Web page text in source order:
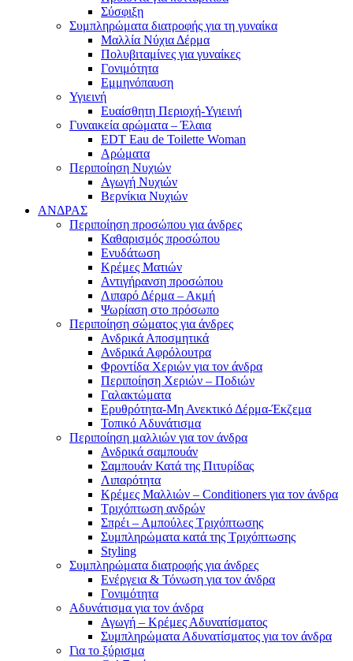
Σύσφιξη
Συμπληρώματα διατροφής για τη γυναίκα
Μαλλία Νύχια Δέρμα
Πολυβιταμίνες για γυναίκες
Γονιμότητα
Εμμηνόπαυση
Υγιεινή
Ευαίσθητη Περιοχή-Υγιεινή
Γυναικεία αρώματα – Έλαια
EDT Eau de Toilette Woman
Αρώματα
Περιποίηση Νυχιών
Αγωγή Νυχιών
Βερνίκια Νυχιών
ΑΝΔΡΑΣ
Περιποίηση προσώπου για άνδρες
Καθαρισμός προσώπου
Ενυδάτωση
Κρέμες Ματιών
Αντιγήρανση προσώπου
Λιπαρό Δέρμα – Ακμή
Ψωρίαση στο πρόσωπο
Περιποίηση σώματος για άνδρες
Ανδρικά Αποσμητικά
Ανδρικά Αφρόλουτρα
Φροντίδα Χεριών για τον άνδρα
Περιποίηση Χεριών – Ποδιών
Γαλακτώματα
Ερυθρότητα-Μη Ανεκτικό Δέρμα-Έκζεμα
Τοπικό Αδυνάτισμα
Περιποίηση μαλλιών για τον άνδρα
Ανδρικά σαμπουάν
Σαμπουάν Κατά της Πιτυρίδας
Λιπαρότητα
Κρέμες Μαλλιών – Conditioners για τον άνδρα
Τριχόπτωση ανδρών
Σπρέι – Αμπούλες Τριχόπτωσης
Συμπληρώματα κατά της Τριχόπτωσης
Styling
Συμπληρώματα διατροφής για άνδρες
Ενέργεια & Τόνωση για τον άνδρα
Γονιμότητα
Αδυνάτισμα για τον άνδρα
Αγωγή – Κρέμες Αδυνατίσματος
Συμπληρώματα Αδυνατίσματος για τον άνδρα
Για το ξύρισμα